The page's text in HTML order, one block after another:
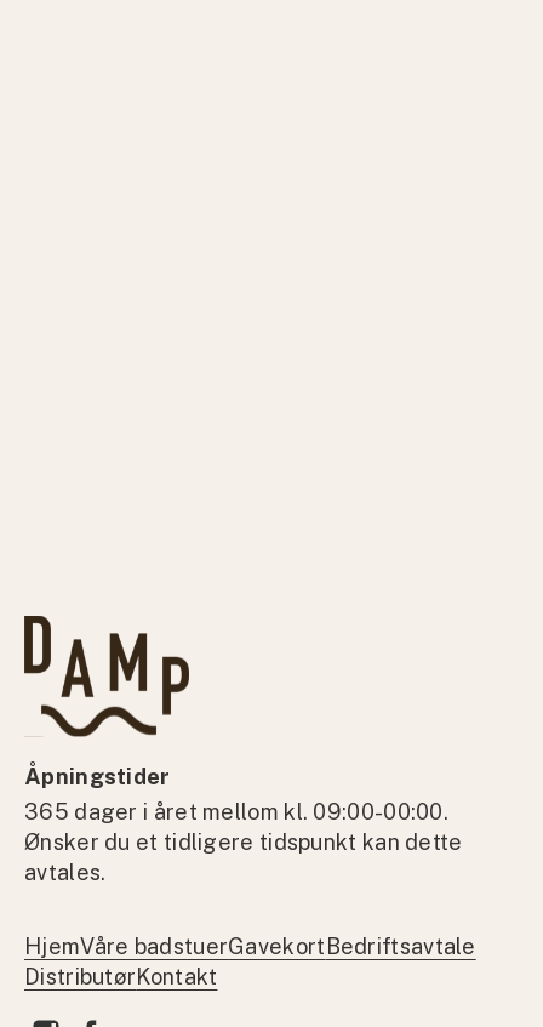
Åpningstider
365 dager i året mellom kl. 09:00-00:00.
Ønsker du et tidligere tidspunkt kan dette
avtales.
HjemVåre badstuerGavekort Bedriftsavtale
DistributørKontakt